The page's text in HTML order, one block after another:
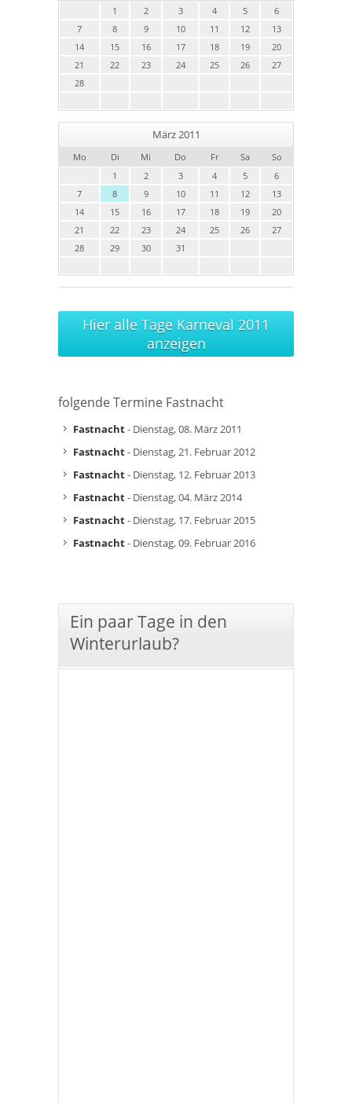
1
2 3 4 5
6
7
8 9 10 11 12
13
14
15 16 17 18 19
20
21
22 23 24 25 26
27
28
März 2011
Mo Di Mi Do Fr Sa
So
1
2 3 4 5
6
7
8 9 10 11 12
13
14
15 16 17 18 19
20
21
22 23 24 25 26
27
28
29 30 31
Hier alle Tage Karneval 2011
anzeigen
folgende Termine Fastnacht
Fastnacht- Dienstag, 08. März 2011
Fastnacht- Dienstag, 21. Februar 2012
Fastnacht- Dienstag, 12. Februar 2013
Fastnacht- Dienstag, 04. März 2014
Fastnacht- Dienstag, 17. Februar 2015
Fastnacht- Dienstag, 09. Februar 2016
Ein paar Tage in den
Winterurlaub?